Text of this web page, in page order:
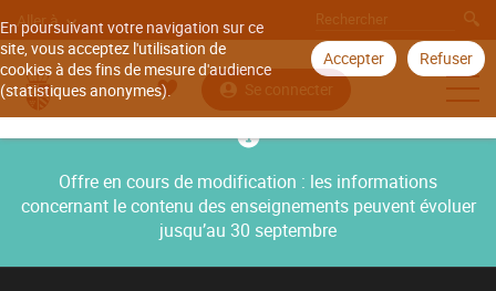
En poursuivant votre navigation sur ce
site, vous acceptez l'utilisation de
cookies à des fins de mesure d'audience
(statistiques anonymes).
Accepter Refuser
Aller à
Se connecter
Offre en cours de modification : les informations
concernant le contenu des enseignements peuvent évoluer
jusqu’au 30 septembre